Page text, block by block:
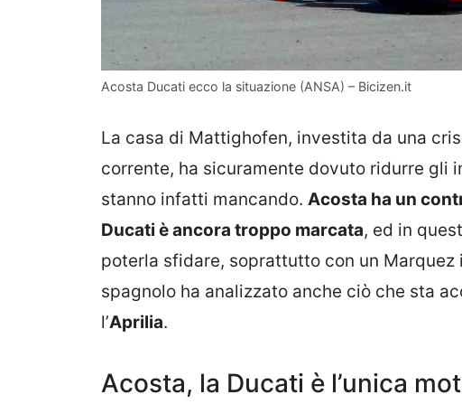
Acosta Ducati ecco la situazione (ANSA) – Bicizen.it
La casa di Mattighofen, investita da una
corrente, ha sicuramente dovuto ridurre gli
stanno infatti mancando. Acosta ha un
Ducati è ancora troppo marcata, ed in
poterla sfidare, soprattutto con un
spagnolo ha analizzato anche ciò che sta
l’Aprilia.
Acosta, la Ducati è l’unica